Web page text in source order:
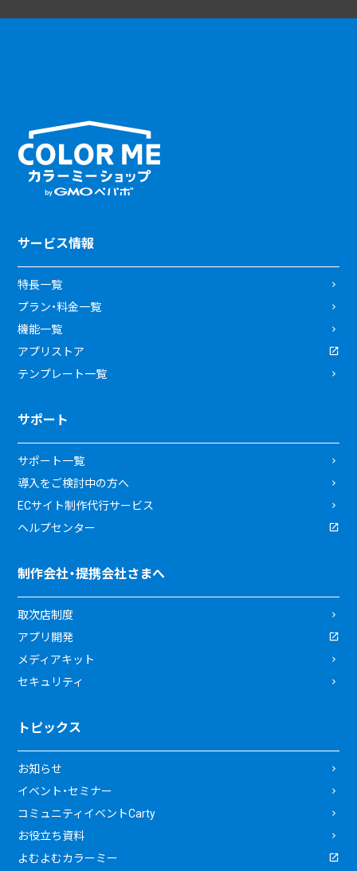
サービス情報
特長一覧
プラン・料金一覧
機能一覧
アプリストア
テンプレート一覧
サポート
サポート一覧
導入をご検討中の方へ
ECサイト制作代行サービス
ヘルプセンター
制作会社・提携会社さまへ
取次店制度
アプリ開発
メディアキット
セキュリティ
トピックス
お知らせ
イベント・セミナー
コミュニティイベントCarty
お役立ち資料
よむよむカラーミー